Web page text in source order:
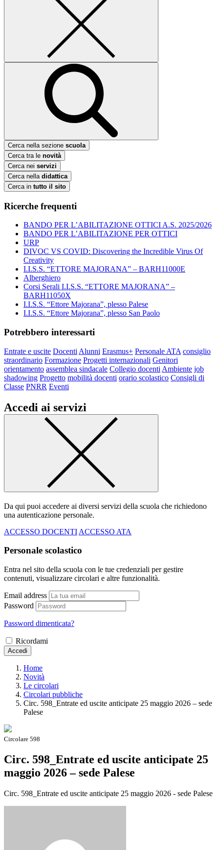
Cerca nella sezione scuola
Cerca tra le novità
Cerca nei servizi
Cerca nella didattica
Cerca in tutto il sito
Ricerche frequenti
BANDO PER L’ABILITAZIONE OTTICI A.S. 2025/2026
BANDO PER L’ABILITAZIONE PER OTTICI
URP
DIVOC VS COVID: Discovering the Incredible Virus Of
Creativity
I.I.S.S. “ETTORE MAJORANA” – BARH11000E
Alberghiero
Corsi Serali I.I.S.S. “ETTORE MAJORANA” –
BARH11050X
I.I.S.S. “Ettore Majorana”, plesso Palese
I.I.S.S. “Ettore Majorana”, plesso San Paolo
Potrebbero interessarti
Entrate e uscite Docenti Alunni Erasmus+ Personale ATA consiglio
straordinario Formazione Progetti internazionali Genitori
orientamento assemblea sindacale Collegio docenti Ambiente job
shadowing Progetto mobilità docenti orario scolastico Consigli di
Classe PNRR Eventi
Accedi ai servizi
Da qui puoi accedere ai diversi servizi della scuola che richiedono
una autenticazione personale.
ACCESSO DOCENTI ACCESSO ATA
Personale scolastico
Entra nel sito della scuola con le tue credenziali per gestire
contenuti, visualizzare circolari e altre funzionalità.
Email address
Password
Password dimenticata?
Ricordami
Accedi
Home
Novità
Le circolari
Circolari pubbliche
Circ. 598_Entrate ed uscite anticipate 25 maggio 2026 – sede
Palese
Circolare 598
Circ. 598_Entrate ed uscite anticipate 25
maggio 2026 – sede Palese
Circ. 598_Entrate ed uscite anticipate 25 maggio 2026 - sede Palese